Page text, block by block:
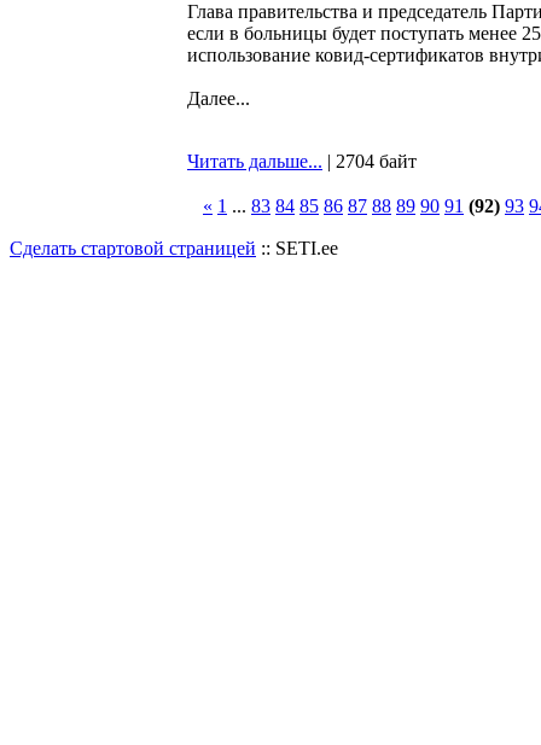
Глава правительства и председатель
если в больницы будет поступать менее
использование ковид-сертификатов
Далее...
Читать дальше... | 2704 байт
« 1 ... 83 84 85 86 87 88 89 90 91 (92) 93
Сделать стартовой страницей :: SETI.ee